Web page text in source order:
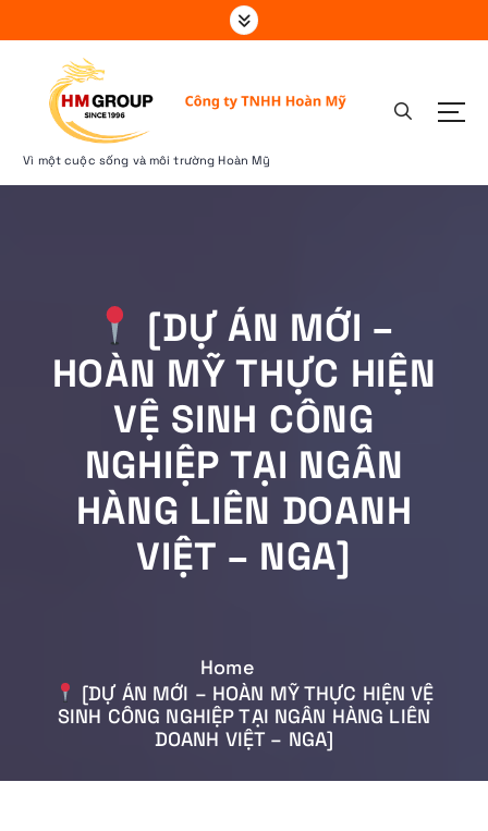
k
o
Vì một cuộc sống và môi trường Hoàn Mỹ
[DỰ ÁN MỚI –
HOÀN MỸ THỰC HIỆN
VỆ SINH CÔNG
NGHIỆP TẠI NGÂN
HÀNG LIÊN DOANH
VIỆT – NGA]
Home
[DỰ ÁN MỚI – HOÀN MỸ THỰC HIỆN VỆ
SINH CÔNG NGHIỆP TẠI NGÂN HÀNG LIÊN
DOANH VIỆT – NGA]